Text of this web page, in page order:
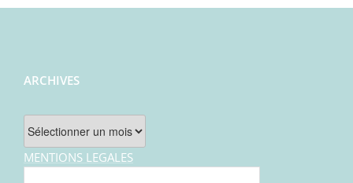
ARCHIVES
Archives
MENTIONS LEGALES